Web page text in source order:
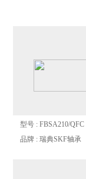
型号 : FBSA210/QFC
品牌 : 瑞典SKF轴承